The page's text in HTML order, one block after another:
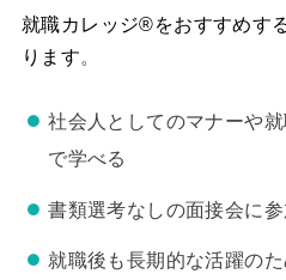
就職カレッジ®をおすすめす
ります。
社会人としてのマナーや
で学べる
書類選考なしの面接会に
就職後も長期的な活躍の